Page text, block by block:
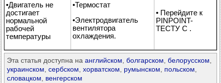
•Двигатель не
достигает
нормальной
рабочей
температуры
•Термостат
•Электродвигатель
вентилятора
охлаждения.
• Перейдите к
PINPOINT-
ТЕСТУ C .
Эта статья доступна на английском болгарском белорусском
украинском сербском хорватском румынском польском
словацком
венгерском